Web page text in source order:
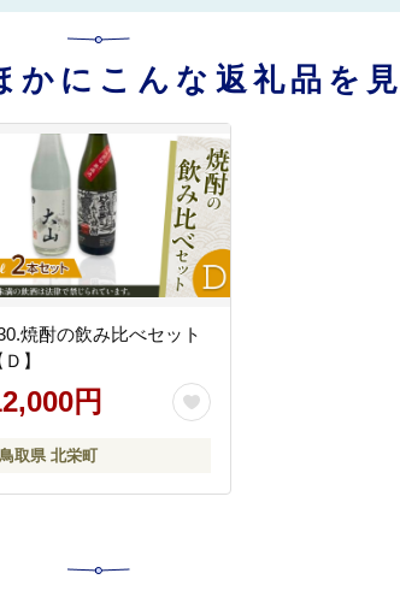
にこんな返礼品を
焼酎の飲み比べセット
Ｄ】
円
鳥取県 北栄町